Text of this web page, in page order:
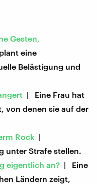
Gesten,
eine
Belästigung und
| Eine Frau hat
von denen sie auf der
Rock |
unter Strafe stellen.
eigentlich an? | Eine
Ländern zeigt,